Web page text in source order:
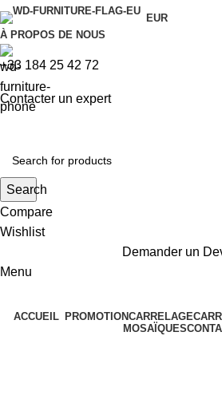
EUR
À PROPOS DE NOUS
+33 184 25 42 72
Contacter un expert
Search
Compare
Wishlist
Demander un
Menu
ACCUEIL PROMOTIONCARRELAGE
MOSAÏQUES